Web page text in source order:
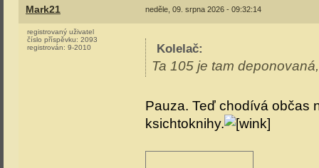
Mark21 neděle, 09. srpna 2026 - 09:32:14
registrovaný uživatel
číslo příspěvku: 2093
registrován: 9-2010 Kolelač:
Ta 105 je tam
Pauza. Teď chodívá občas
ksichtoknihy.